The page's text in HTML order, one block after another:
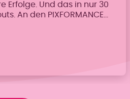
Erfolge. Und das in nur 30
An den PIXFORMANCE
der ganz auf deine